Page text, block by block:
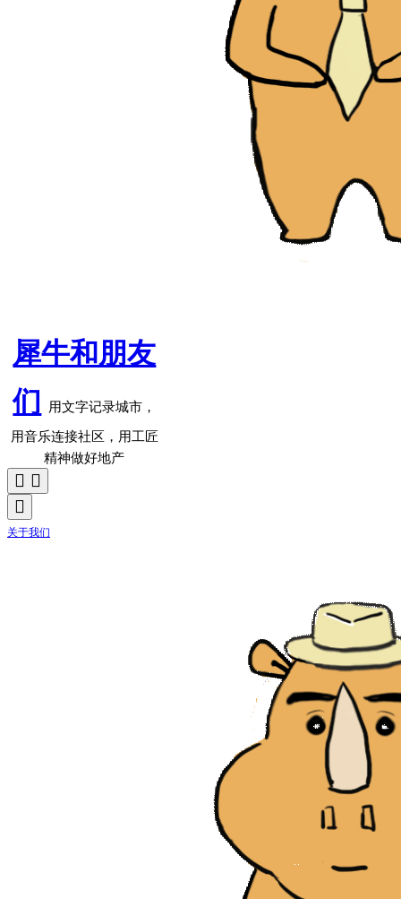
犀牛和朋友
们 用文字记录城市，
用音乐连接社区，用工匠
精神做好地产
关于我们